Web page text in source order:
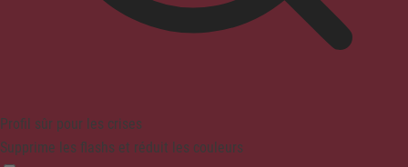
Profil sûr pour les crises
Supprime les flashs et réduit les couleurs